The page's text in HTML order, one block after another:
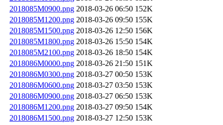
2018085M0900.png 2018-03-26 06:50 152K
2018085M1200.png 2018-03-26 09:50 155K
2018085M1500.png 2018-03-26 12:50 156K
2018085M1800.png 2018-03-26 15:50 154K
2018085M2100.png 2018-03-26 18:50 154K
2018086M0000.png 2018-03-26 21:50 151K
2018086M0300.png 2018-03-27 00:50 153K
2018086M0600.png 2018-03-27 03:50 153K
2018086M0900.png 2018-03-27 06:50 153K
2018086M1200.png 2018-03-27 09:50 154K
2018086M1500.png 2018-03-27 12:50 153K